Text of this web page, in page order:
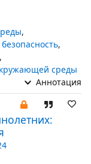
,
,
,
среды
Аннотация